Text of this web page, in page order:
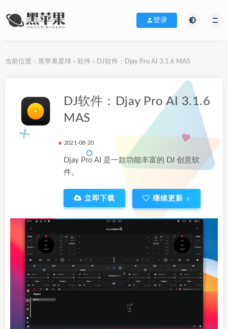
登录
当前位置： 黑苹果星球 > 软件 > DJ软件：Djay Pro AI 3.1.6 MAS
DJ软件：Djay Pro AI 3.1.6
MAS
2021-08-20
Djay Pro AI 是一款功能丰富的 DJ 创意软
件。
立即下载 继续更新 0